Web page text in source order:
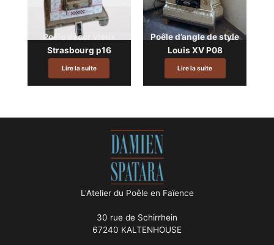
Poêle décor vieux
Strasbourg p16
Lire la suite
Poêle d’angle de style
Louis XV P08
Lire la suite
L'Atelier du Poêle en Faïence
30 rue de Schirrhein
67240 KALTENHOUSE